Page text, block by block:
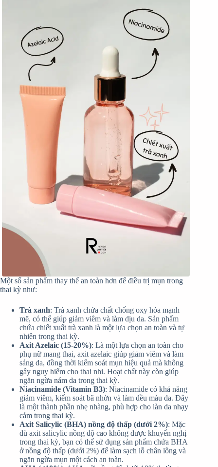
Một số sản phẩm thay thế an toàn hơn để điều trị mụn trong
thai kỳ như:
Trà xanh: Trà xanh chứa chất chống oxy hóa mạnh
mẽ, có thể giúp giảm viêm và làm dịu da. Sản phẩm
chứa chiết xuất trà xanh là một lựa chọn an toàn và tự
nhiên trong thai kỳ.
Axit Azelaic (15-20%): Là một lựa chọn an toàn cho
phụ nữ mang thai, axit azelaic giúp giảm viêm và làm
sáng da, đồng thời kiểm soát mụn hiệu quả mà không
gây nguy hiểm cho thai nhi. Hoạt chất này còn giúp
ngăn ngừa nám da trong thai kỳ.
Niacinamide (Vitamin B3): Niacinamide có khả năng
giảm viêm, kiểm soát bã nhờn và làm đều màu da. Đây
là một thành phần nhẹ nhàng, phù hợp cho làn da nhạy
cảm trong thai kỳ.
Axit Salicylic (BHA) nồng độ thấp (dưới 2%): Mặc
dù axit salicylic nồng độ cao không được khuyến nghị
trong thai kỳ, bạn có thể sử dụng sản phẩm chứa BHA
ở nồng độ thấp (dưới 2%) để làm sạch lỗ chân lông và
ngăn ngừa mụn một cách an toàn.